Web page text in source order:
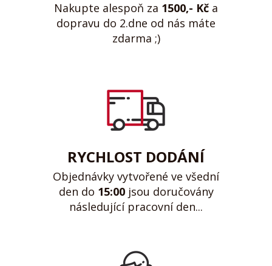
Nakupte alespoň za 1500,- Kč a
dopravu do 2.dne od nás máte
zdarma ;)
RYCHLOST DODÁNÍ
Objednávky vytvořené ve všední
den do 15:00jsou doručovány
následující pracovní den...